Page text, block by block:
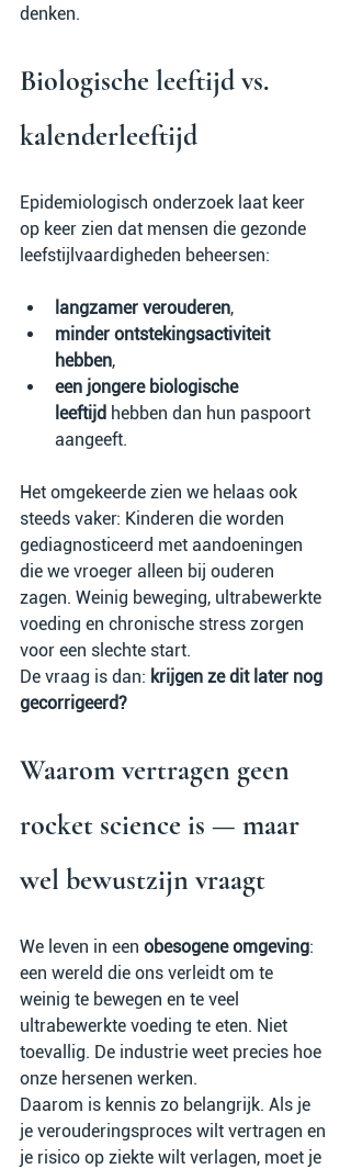
denken.
Biologische leeftijd vs.
kalenderleeftijd
Epidemiologisch onderzoek laat keer
op keer zien dat mensen die gezonde
leefstijlvaardigheden beheersen:
langzamer verouderen,
minder ontstekingsactiviteit
hebben,
een jongere biologische
leeftijd hebben dan hun paspoort
aangeeft.
Het omgekeerde zien we helaas ook
steeds vaker: Kinderen die worden
gediagnosticeerd met aandoeningen
die we vroeger alleen bij ouderen
zagen. Weinig beweging, ultrabewerkte
voeding en chronische stress zorgen
voor een slechte start.
De vraag is dan: krijgen ze dit later nog
gecorrigeerd?
Waarom vertragen geen
rocket science is — maar
wel bewustzijn vraagt
We leven in een obesogene omgeving:
een wereld die ons verleidt om te
weinig te bewegen en te veel
ultrabewerkte voeding te eten. Niet
toevallig. De industrie weet precies hoe
onze hersenen werken.
Daarom is kennis zo belangrijk. Als je
je verouderingsproces wilt vertragen en
je risico op ziekte wilt verlagen, moet je